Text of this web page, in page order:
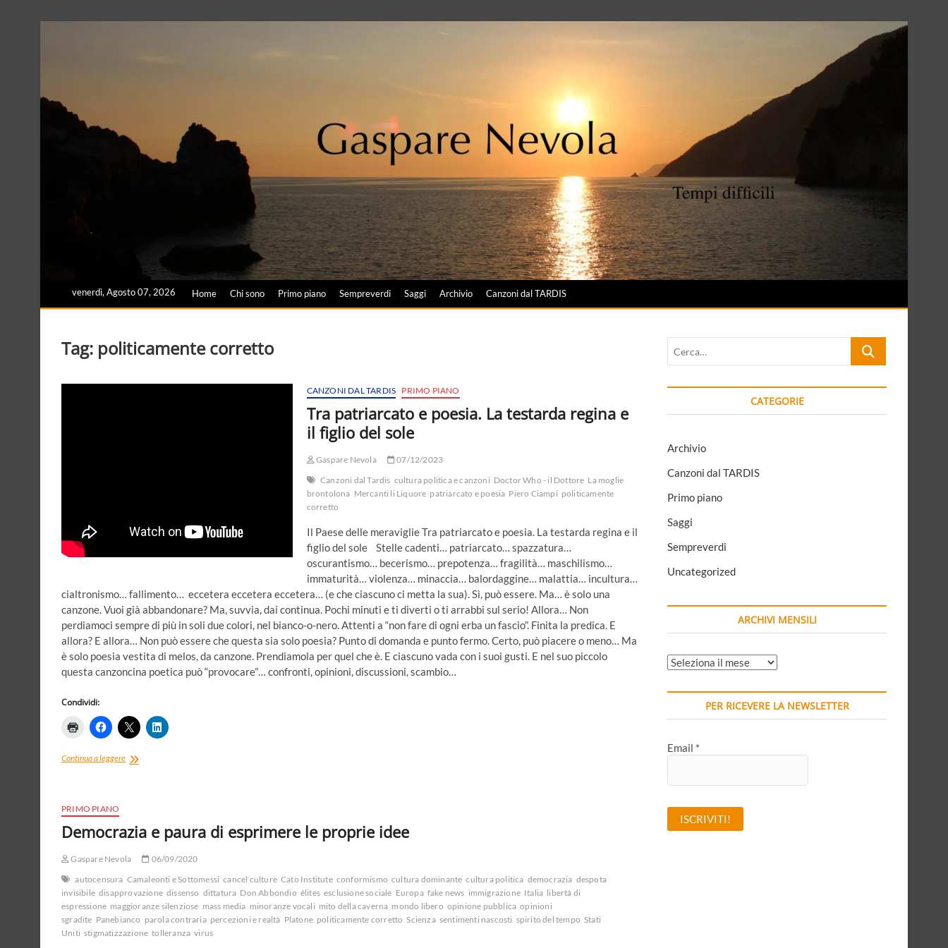
venerdì, Agosto 07, 2026 Home Chi sono Primo piano Sempreverdi Saggi Archivio Canzoni dal TARDIS
Tag: politicamente corretto
CANZONI DAL TARDIS PRIMO PIANO
Tra patriarcato e poesia. La testarda regina e
il figlio del sole
Gaspare Nevola
07/12/2023
Canzoni dal Tardis cultura politica e canzoni Doctor Who - il Dottore La moglie
brontolona Mercanti li Liquore patriarcato e poesia Piero Ciampi politicamente
corretto
Il Paese delle meraviglie Tra patriarcato e poesia. La testarda regina e il
figlio del sole Stelle cadenti… patriarcato… spazzatura…
oscurantismo… becerismo… prepotenza… fragilità… maschilismo…
immaturità… violenza… minaccia… balordaggine… malattia… incultura…
cialtronismo… fallimento… eccetera eccetera eccetera… (e che ciascuno ci metta la sua). Sì, può essere. Ma… è solo una
canzone. Vuoi già abbandonare? Ma, suvvia, dai continua. Pochi minuti e ti diverti o ti arrabbi sul serio! Allora… Non
perdiamoci sempre di più in soli due colori, nel bianco-o-nero. Attenti a “non fare di ogni erba un fascio”. Finita la predica. E
allora? E allora… Non può essere che questa sia solo poesia? Punto di domanda e punto fermo. Certo, può piacere o meno… Ma
è solo poesia vestita di melos, da canzone. Prendiamola per quel che è. E ciascuno vada con i suoi gusti. E nel suo piccolo
questa canzoncina poetica può “provocare”… confronti, opinioni, discussioni, scambio…
Condividi:
Continua a leggereTra
regina
il
del
sole
PRIMO PIANO
Democrazia e paura di esprimere le proprie idee
Gaspare Nevola
06/09/2020
autocensura Camaleonti e Sottomessi cancel culture Cato Institute conformismo cultura dominante cultura politica democrazia despota
invisibile disapprovazione dissenso dittatura Don Abbondio élites esclusione sociale Europa fake news immigrazione Italia libertà di
espressione maggioranze silenziose mass media minoranze vocali mito della caverna mondo libero opinione pubblica opinioni
sgradite Panebianco parola contraria percezioni e realtà Platone politicamente corretto Scienza sentimenti nascosti spirito del tempo Stati
Uniti stigmatizzazione tolleranza virus
Cerca…
CATEGORIE
Archivio
Canzoni dal TARDIS
Primo piano
Saggi
Sempreverdi
Uncategorized
ARCHIVI MENSILI
ARCHIVI
PER RICEVERE LA NEWSLETTER
Email *